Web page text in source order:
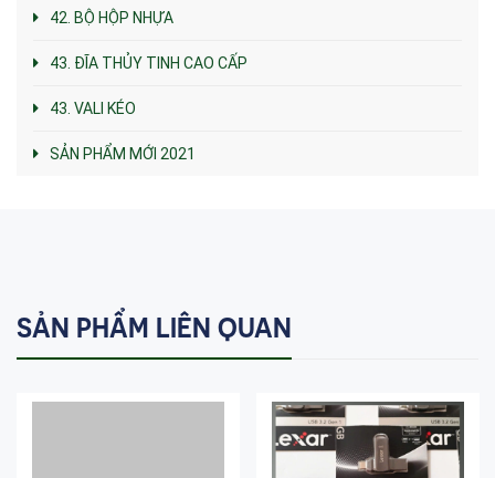
42. BỘ HỘP NHỰA
43. ĐĨA THỦY TINH CAO CẤP
43. VALI KÉO
SẢN PHẨM MỚI 2021
SẢN PHẨM LIÊN QUAN